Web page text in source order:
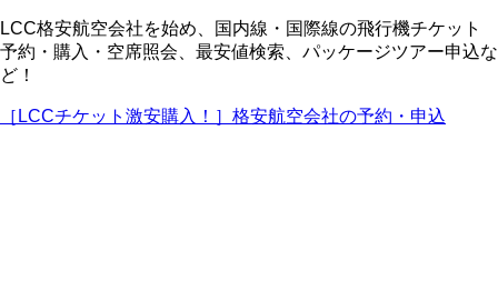
LCC格安航空会社を始め、国内線・国際線の飛行機チケット
予約・購入・空席照会、最安値検索、パッケージツアー申込な
ど！
［LCCチケット激安購入！］格安航空会社の予約・申込